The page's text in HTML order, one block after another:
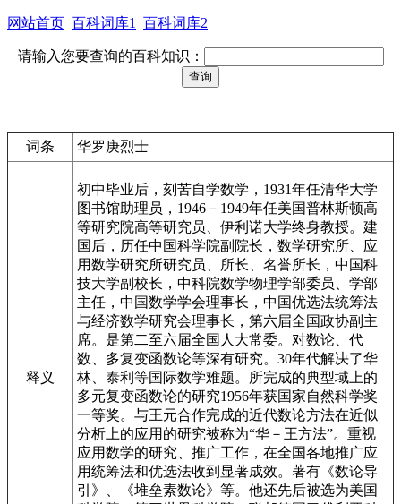
网站首页 百科词库1 百科词库2
请输入您要查询的百科知识：
词条 华罗庚烈士
释义
初中毕业后，刻苦自学数学，1931年任清华大学
图书馆助理员，1946－1949年任美国普林斯顿高
等研究院高等研究员、伊利诺大学终身教授。建
国后，历任中国科学院副院长，数学研究所、应
用数学研究所研究员、所长、名誉所长，中国科
技大学副校长，中科院数学物理学部委员、学部
主任，中国数学学会理事长，中国优选法统筹法
与经济数学研究会理事长，第六届全国政协副主
席。是第二至六届全国人大常委。对数论、代
数、多复变函数论等深有研究。30年代解决了华
林、泰利等国际数学难题。所完成的典型域上的
多元复变函数论的研究1956年获国家自然科学奖
一等奖。与王元合作完成的近代数论方法在近似
分析上的应用的研究被称为“华－王方法”。重视
应用数学的研究、推广工作，在全国各地推广应
用统筹法和优选法收到显著成效。著有《数论导
引》、《堆垒素数论》等。他还先后被选为美国